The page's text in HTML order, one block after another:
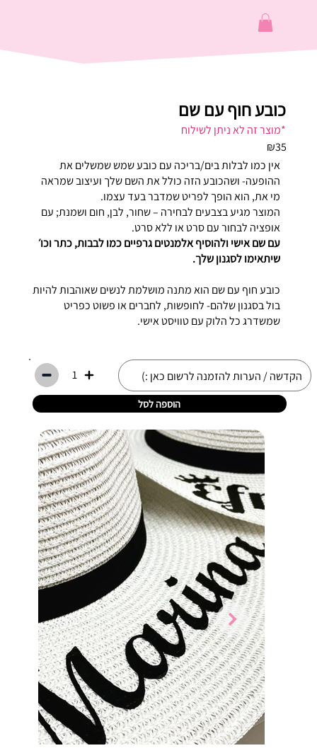
כובע חוף עם שם
*מוצר זה לא ניתן לשילוח
₪35
אין כמו לבלות בים/בריכה עם כובע שמש שמשלים את
ההופעה- ושהכובע הזה כולל את השם שלך ועיצוב שמראה
מי את, הוא הופך לפריט שמדבר בעד עצמו.
המוצר מגיע בצבעים לבחירה – שחור, לבן, חום ושמנת; עם
אופציה לבחור עם סרט או ללא סרט.
עם שם אישי ולהוסיף אלמנטים גרפיים כמו לבבות, כתר וכו׳
שיתאימו לסגנון שלך.
כובע חוף עם שם הוא מתנה מושלמת לנשים שאוהבות להיות
בול בסגנון שלהם- לחופשות, לחברים או פשוט כפריט
שמשדרג כל הלוק עם טוויסט אישי.
1
הוספה לסל